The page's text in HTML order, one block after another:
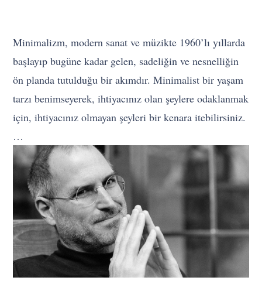
Minimalizm, modern sanat ve müzikte 1960’lı yıllarda
başlayıp bugüne kadar gelen, sadeliğin ve nesnelliğin
ön planda tutulduğu bir akımdır. Minimalist bir yaşam
tarzı benimseyerek, ihtiyacınız olan şeylere odaklanmak
için, ihtiyacınız olmayan şeyleri bir kenara itebilirsiniz.
…